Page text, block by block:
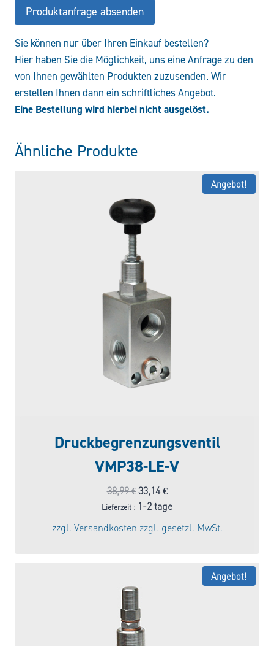
Produktanfrage absenden
Sie können nur über Ihren Einkauf bestellen?
Hier haben Sie die Möglichkeit, uns eine Anfrage zu den
von Ihnen gewählten Produkten zuzusenden. Wir
erstellen Ihnen dann ein schriftliches Angebot.
Eine Bestellung wird hierbei nicht ausgelöst.
Ähnliche Produkte
Angebot!
Druckbegrenzungsventil
VMP38-LE-V
38,99€Ursprünglicher
Preis
war:
38,99 €
33,14€Aktueller
Preis
Lieferzeit : 1-2 tage
zzgl. Versandkosten zzgl. gesetzl. MwSt.
Angebot!